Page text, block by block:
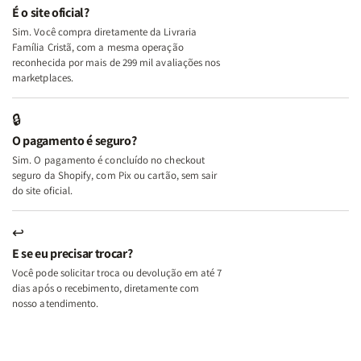
e
Deus
+
A
Mulher
Lar
+
A
Lar
É o site oficial?
Sim. Você compra diretamente da Livraria
Família Cristã, com a mesma operação
reconhecida por mais de 299 mil avaliações nos
marketplaces.
🔒
O pagamento é seguro?
Sim. O pagamento é concluído no checkout
seguro da Shopify, com Pix ou cartão, sem sair
do site oficial.
↩
E se eu precisar trocar?
Você pode solicitar troca ou devolução em até 7
dias após o recebimento, diretamente com
nosso atendimento.